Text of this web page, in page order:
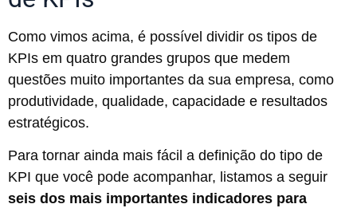
Como vimos acima, é possível dividir os tipos de
KPIs em quatro grandes grupos que medem
questões muito importantes da sua empresa, como
produtividade, qualidade, capacidade e resultados
estratégicos.
Para tornar ainda mais fácil a definição do tipo de
KPI que você pode acompanhar, listamos a seguir
seis dos mais importantes indicadores para